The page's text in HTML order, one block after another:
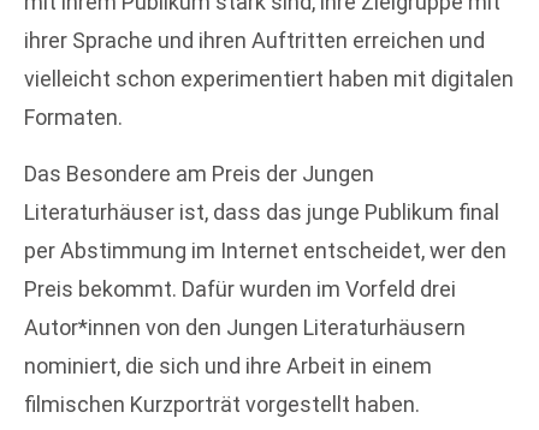
ihrer Sprache und ihren Auftritten erreichen und
vielleicht schon experimentiert haben mit digitalen
Formaten.
Das Besondere am Preis der Jungen
Literaturhäuser ist, dass das junge Publikum final
per Abstimmung im Internet entscheidet, wer den
Preis bekommt. Dafür wurden im Vorfeld drei
Autor*innen von den Jungen Literaturhäusern
nominiert, die sich und ihre Arbeit in einem
filmischen Kurzporträt vorgestellt haben.